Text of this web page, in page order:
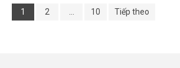
1 2 10 Tiếp theo